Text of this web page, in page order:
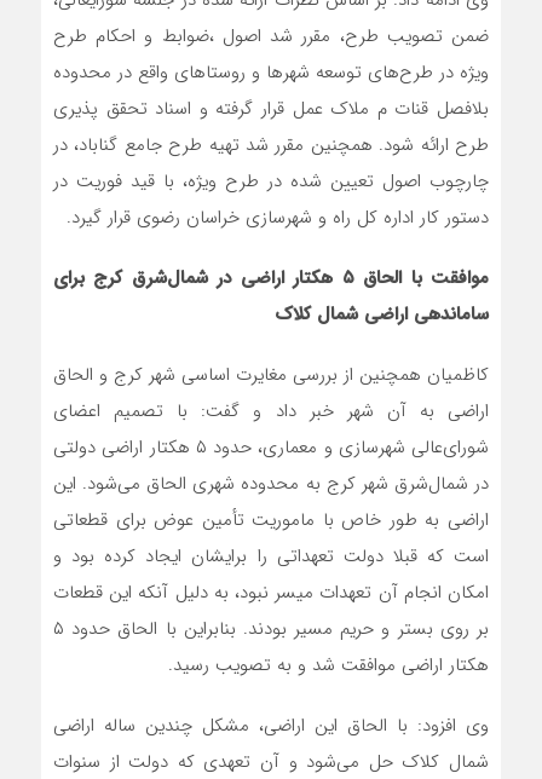
ضمن تصویب طرح، مقرر شد اصول ،ضوابط و احکام طرح
ویژه در طرح‌های توسعه شهرها و روستاهای واقع در محدوده
بلافصل قنات م ملاک عمل قرار گرفته و اسناد تحقق پذیری
طرح ارائه شود. همچنین مقرر شد تهیه طرح جامع گناباد، در
چارچوب اصول تعیین شده در طرح ویژه، با قید فوریت در
دستور کار اداره کل راه و شهرسازی خراسان رضوی قرار گیرد.
موافقت با الحاق ۵ هکتار اراضی در شمال‌شرق کرج برای
ساماندهی اراضی شمال کلاک
کاظمیان همچنین از بررسی مغایرت اساسی شهر کرج و الحاق
اراضی به آن شهر خبر داد و گفت: با تصمیم اعضای
شورای‌عالی شهرسازی و معماری، حدود ۵ هکتار اراضی دولتی
در شمال‌شرق شهر کرج به محدوده شهری الحاق می‌شود. این
اراضی به طور خاص با ماموریت تأمین عوض برای قطعاتی
است که قبلا دولت تعهداتی را برایشان ایجاد کرده بود و
امکان انجام آن تعهدات میسر نبود، به دلیل آنکه این قطعات
بر روی بستر و حریم مسیر بودند. بنابراین با الحاق حدود ۵
هکتار اراضی موافقت شد و به تصویب رسید.
وی افزود: با الحاق این اراضی، مشکل چندین ساله اراضی
شمال کلاک حل می‌شود و آن تعهدی که دولت از سنوات